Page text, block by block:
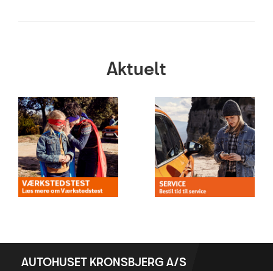
Aktuelt
AUTOHUSET KRONSBJERG A/S